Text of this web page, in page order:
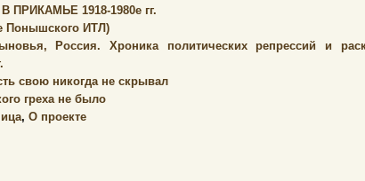
1918-1980е гг.
Понышского ИТЛ)
Россия. Хроника политических репрессий и
свою никогда не скрывал
греха не было
, О проекте